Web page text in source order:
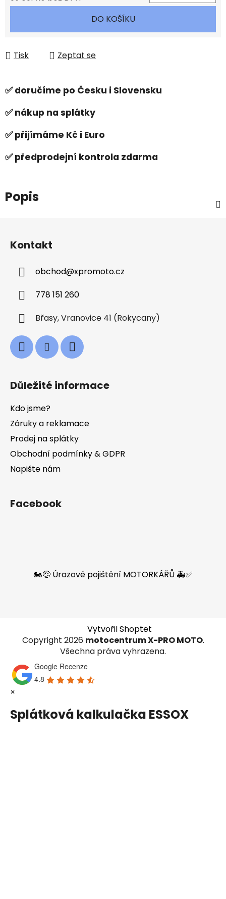
DO KOŠÍKU
Tisk Zeptat se
✅ doručíme po Česku i Slovensku
✅ nákup na splátky
✅ přijímáme Kč i Euro
✅ předprodejní kontrola zdarma
Popis
Kontakt
obchod@xpromoto.cz
778 151 260
Břasy, Vranovice 41 (Rokycany)
Důležité informace
Kdo jsme?
Záruky a reklamace
Prodej na splátky
Obchodní podmínky & GDPR
Napište nám
Facebook
🏍️🤕 Úrazové pojištění MOTORKÁŘŮ 🚑✅
Vytvořil Shoptet
Copyright 2026 motocentrum X-PRO MOTO.
Všechna práva vyhrazena.
Google Recenze
4.8
×
Splátková kalkulačka ESSOX